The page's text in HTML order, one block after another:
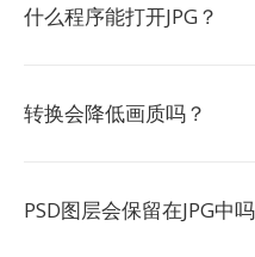
什么程序能打开JPG？
转换会降低画质吗？
PSD图层会保留在JPG中